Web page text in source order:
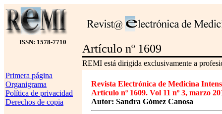
ISSN: 1578-7710
Artículo nº 1609
REMI está dirigida exclusivamente a
Primera página
Organigrama
Política de privacidad
Derechos de copia
Revista Electrónica de Medicina
Artículo nº 1609. Vol 11 nº 3, marzo
Autor: Sandra Gómez Canosa